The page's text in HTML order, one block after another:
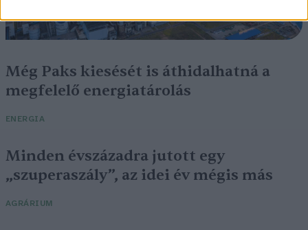
Még Paks kiesését is áthidalhatná a
megfelelő energiatárolás
ENERGIA
Minden évszázadra jutott egy
„szuperaszály”, az idei év mégis más
AGRÁRIUM